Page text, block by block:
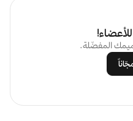
للأعضاء!
المفضّلة.